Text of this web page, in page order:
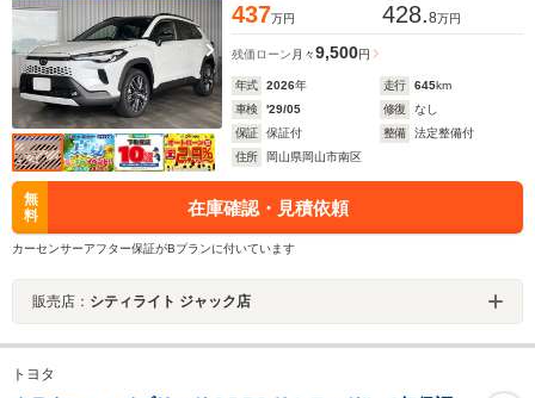
437万円 428.8万円
残価ローン 月々9,500円
年式 2026年 走行 645km
車検
'29/05 修復
なし
保証
保証付 整備
法定整備付
住所
岡山県岡山市南区
無
料
在庫確認・見積依頼
カーセンサーアフター保証がBプランに付いています
販売店： シティライト ジャック店
トヨタ